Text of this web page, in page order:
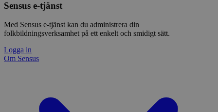
Sensus e-tjänst
Med Sensus e-tjänst kan du administrera din
folkbildningsverksamhet på ett enkelt och smidigt sätt.
Logga in
Om Sensus